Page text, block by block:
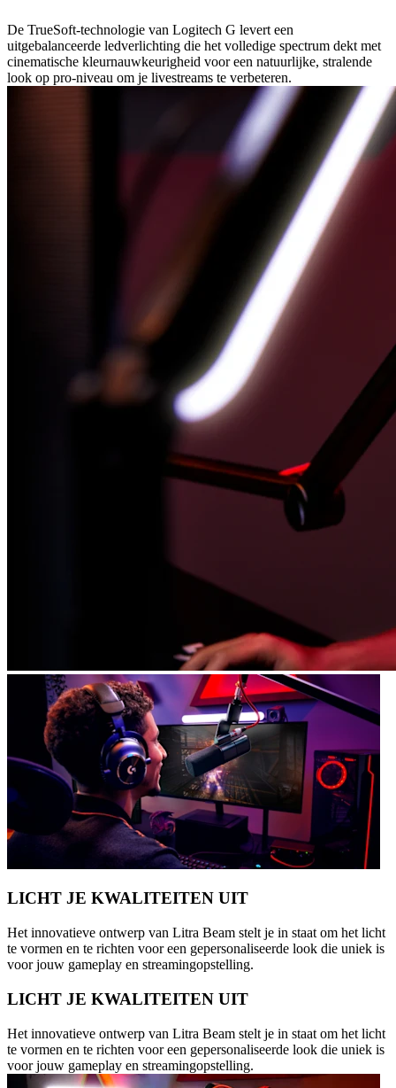
De TrueSoft-technologie van Logitech G levert een
uitgebalanceerde ledverlichting die het volledige spectrum dekt met
cinematische kleurnauwkeurigheid voor een natuurlijke, stralende
look op pro-niveau om je livestreams te verbeteren.
LICHT JE KWALITEITEN UIT
Het innovatieve ontwerp van Litra Beam stelt je in staat om het licht
te vormen en te richten voor een gepersonaliseerde look die uniek is
voor jouw gameplay en streamingopstelling.
LICHT JE KWALITEITEN UIT
Het innovatieve ontwerp van Litra Beam stelt je in staat om het licht
te vormen en te richten voor een gepersonaliseerde look die uniek is
voor jouw gameplay en streamingopstelling.